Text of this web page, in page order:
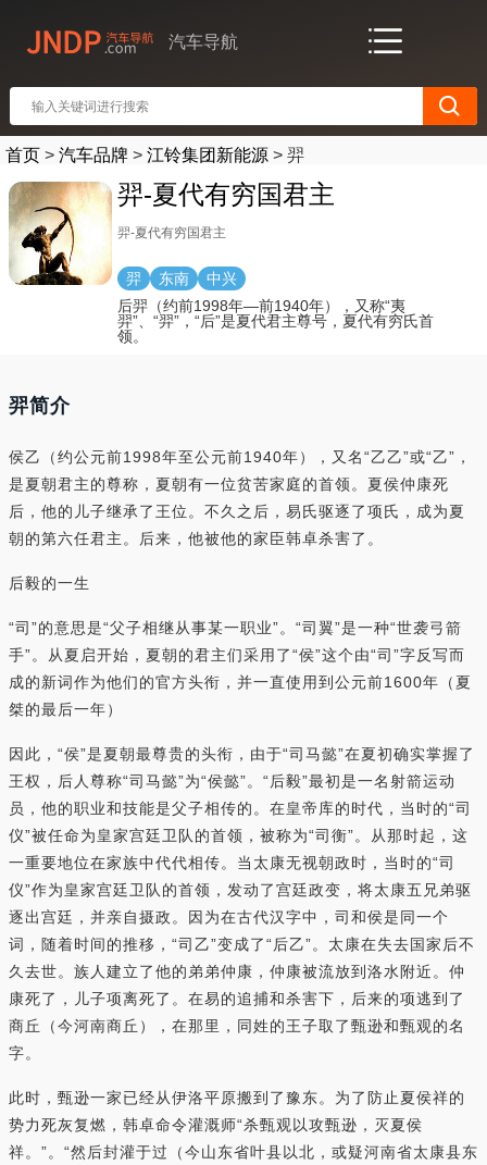
汽车导航
首页 > 汽车品牌 > 江铃集团新能源 > 羿
羿-夏代有穷国君主
羿-夏代有穷国君主
羿 东南
中兴
后羿（约前1998年—前1940年），又称“夷
羿”、“羿”，“后”是夏代君主尊号，夏代有穷氏首
领。
羿简介
侯乙（约公元前1998年至公元前1940年），又名“乙乙”或“乙”，
是夏朝君主的尊称，夏朝有一位贫苦家庭的首领。夏侯仲康死
后，他的儿子继承了王位。不久之后，易氏驱逐了项氏，成为夏
朝的第六任君主。后来，他被他的家臣韩卓杀害了。
后毅的一生
“司”的意思是“父子相继从事某一职业”。“司翼”是一种“世袭弓箭
手”。从夏启开始，夏朝的君主们采用了“侯”这个由“司”字反写而
成的新词作为他们的官方头衔，并一直使用到公元前1600年（夏
桀的最后一年）
因此，“侯”是夏朝最尊贵的头衔，由于“司马懿”在夏初确实掌握了
王权，后人尊称“司马懿”为“侯懿”。“后毅”最初是一名射箭运动
员，他的职业和技能是父子相传的。在皇帝库的时代，当时的“司
仪”被任命为皇家宫廷卫队的首领，被称为“司衡”。从那时起，这
一重要地位在家族中代代相传。当太康无视朝政时，当时的“司
仪”作为皇家宫廷卫队的首领，发动了宫廷政变，将太康五兄弟驱
逐出宫廷，并亲自摄政。因为在古代汉字中，司和侯是同一个
词，随着时间的推移，“司乙”变成了“后乙”。太康在失去国家后不
久去世。族人建立了他的弟弟仲康，仲康被流放到洛水附近。仲
康死了，儿子项离死了。在易的追捕和杀害下，后来的项逃到了
商丘（今河南商丘），在那里，同姓的王子取了甄逊和甄观的名
字。
此时，甄逊一家已经从伊洛平原搬到了豫东。为了防止夏侯祥的
势力死灰复燃，韩卓命令灌溉师“杀甄观以攻甄逊，灭夏侯
祥。”。“然后封灌于过（今山东省叶县以北，或疑河南省太康县东